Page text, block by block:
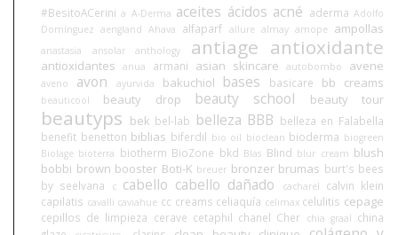
#BesitoACerini a A-Derma aceites ácidos acné aderma Adolfo
Domínguez aengland Ahava alfaparf allure almay amope ampollas
anastasia ansolar anthology antiage antioxidante
antioxidantes anua armani asian skincare autobombo avene
aveno avon ayurvida bakuchiol bases basicare bb creams
beauticool beauty drop beauty school beauty tour
beautyps bek bel-lab belleza BBB belleza en Falabella
benefit benetton biblias biferdil bio oil bioclean bioderma biogreen
Biolage bioterra biotherm BioZone bkd Blas Blind blur cream blush
bobbi brown booster Boti-K breuer bronzer brumas burt's bees
by seelvana
c cabello cabello dañado cacharel
calvin klein
capilatis cavalli caviahue cc creams celiaquía celimax celulitis cepage
cepillos de limpieza cerave cetaphil chanel Cher chia graal china